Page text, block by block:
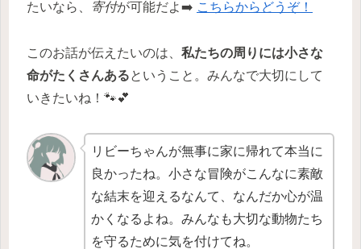
たいなら、
寄付が可能だよ➡️ こちらからどうぞ！
このお話が伝えたいのは、 私たちの周りには小さな
命がたくさんあるということ。みんなで大切にして
いきたいね！🐾💕
リビーちゃんが無事に家に帰れて本当に
良かったね。小さな冒険がこんなに素敵
な結末を迎えるなんて、なんだか心が温
かくなるよね。みんなも大切な動物たち
を守るために気を付けてね。